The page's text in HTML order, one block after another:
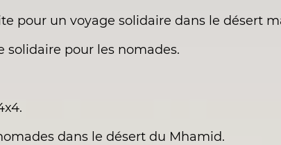
pour un voyage solidaire dans le désert
solidaire pour les nomades.
dans le désert du Mhamid.